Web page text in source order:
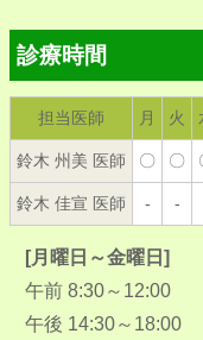
診療時間
担当医師 月 火
鈴木 州美 医師 〇 〇
鈴木 佳宣 医師 - -
[月曜日～金曜日]
午前 8:30～12:00
午後 14:30～18:00